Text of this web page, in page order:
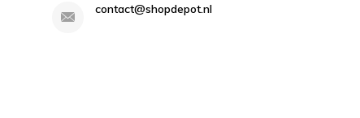
contact@shopdepot.nl